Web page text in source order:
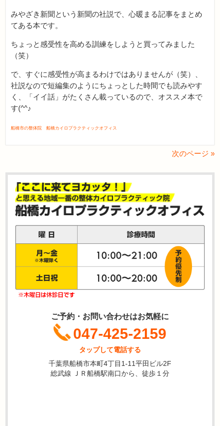
みやざき新聞という新聞の社説で、心暖まる記事をまとめ
てある本です。
ちょっと感受性を高める訓練をしようと買ってみました
（笑）
で、すぐに感受性が高まるわけではありませんが（笑）、
社説なので短編集のようにちょっとした時間でも読みやす
く、「イイ話」がたくさん載っているので、オススメ本で
す(^^♪
船橋市の整体院 船橋カイロプラクティックオフィス
次のページ »
ご予約・お問い合わせはお気軽に
047-425-2159
タップして電話する
千葉県船橋市本町4丁目1-11平田ビル2F
総武線 ＪＲ船橋駅南口から、徒歩１分